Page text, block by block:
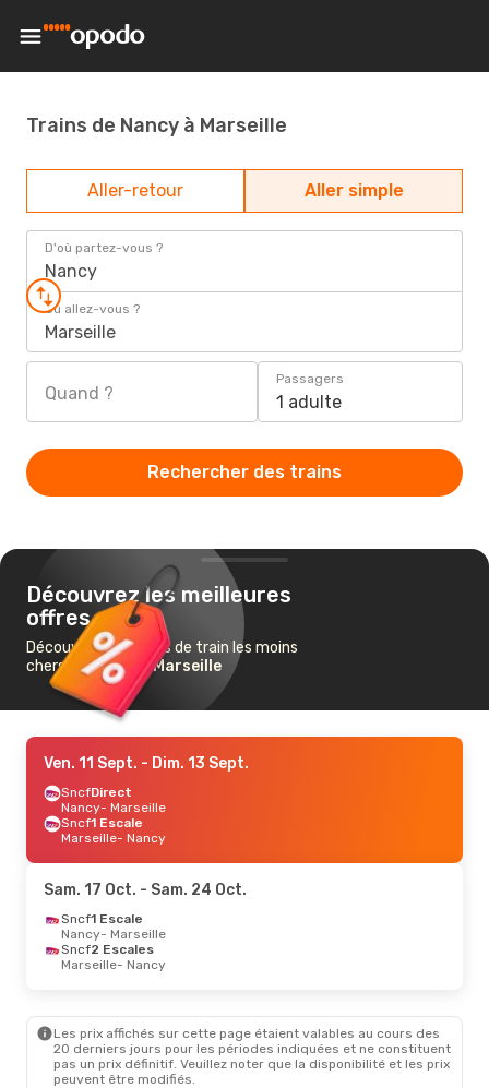
Trains de Nancy à Marseille
Aller-retour Aller simple
D'où partez-vous ?
Nancy
Où allez-vous ?
Marseille
Quand ?
Passagers
1 adulte
Rechercher des trains
Découvrez les meilleures
offres
Découvrez les billets de train les moins
chers deNancy àMarseille
Ven. 11 Sept. - Dim. 13 Sept.
SncfDirect
Nancy- Marseille
Sncf1 Escale
Marseille- Nancy
Sam. 17 Oct. - Sam. 24 Oct.
Sncf1 Escale
Nancy- Marseille
Sncf2 Escales
Marseille- Nancy
Les prix affichés sur cette page étaient valables au cours des
20 derniers jours pour les périodes indiquées et ne constituent
pas un prix définitif. Veuillez noter que la disponibilité et les prix
peuvent être modifiés.